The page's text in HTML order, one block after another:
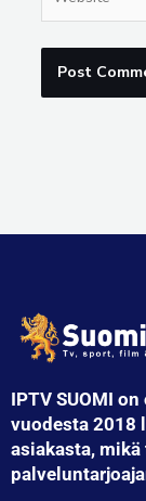
IPTV SUOMI
vuodesta 2018
asiakasta,